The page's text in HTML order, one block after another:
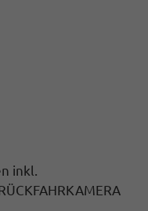
inkl.